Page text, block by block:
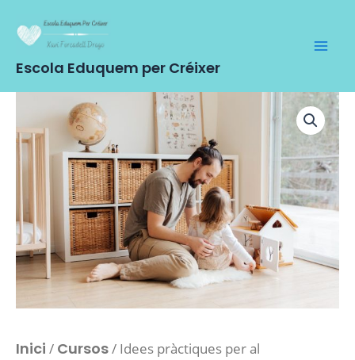
Escola Eduquem per Créixer
Inici / Cursos/ Idees pràctiques per al